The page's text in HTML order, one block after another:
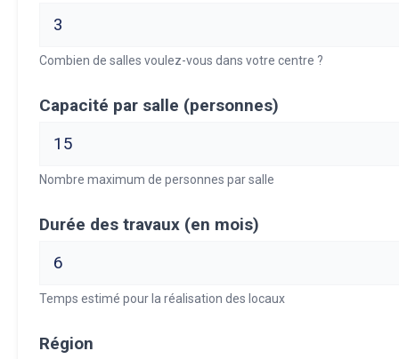
Combien de salles voulez-vous dans votre centre ?
Capacité par salle (personnes)
Nombre maximum de personnes par salle
Durée des travaux (en mois)
Temps estimé pour la réalisation des locaux
Région